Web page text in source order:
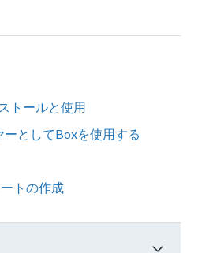
トールと使用
としてBoxを使用する
トの作成